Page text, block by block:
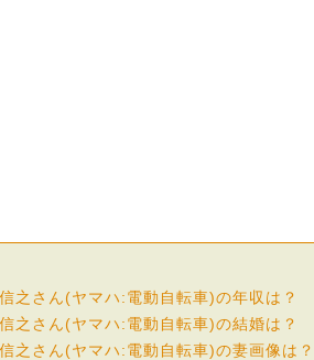
之さん(ヤマハ:電動自転車)の年収は？
之さん(ヤマハ:電動自転車)の結婚は？
さん(ヤマハ:電動自転車)の妻画像は？